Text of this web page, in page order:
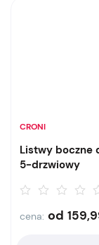
CRONI
Listwy boczne
5-drzwiowy
cena: od